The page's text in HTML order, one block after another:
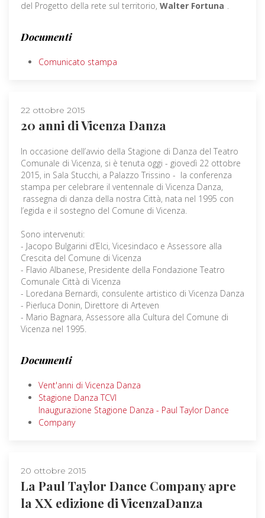
del Progetto della rete sul territorio, Walter Fortuna .
Documenti
Comunicato stampa
22 ottobre 2015
20 anni di Vicenza Danza
In occasione dell’avvio della Stagione di Danza del Teatro
Comunale di Vicenza, si è tenuta oggi - giovedì 22 ottobre
2015, in Sala Stucchi, a Palazzo Trissino - la conferenza
stampa per celebrare il ventennale di Vicenza Danza,
rassegna di danza della nostra Città, nata nel 1995 con
l’egida e il sostegno del Comune di Vicenza.
Sono intervenuti:
- Jacopo Bulgarini d’Elci, Vicesindaco e Assessore alla
Crescita del Comune di Vicenza
- Flavio Albanese, Presidente della Fondazione Teatro
Comunale Città di Vicenza
- Loredana Bernardi, consulente artistico di Vicenza Danza
- Pierluca Donin, Direttore di Arteven
- Mario Bagnara, Assessore alla Cultura del Comune di
Vicenza nel 1995.
Documenti
Vent'anni di Vicenza Danza
Stagione Danza TCVI
Inaugurazione Stagione Danza - Paul Taylor Dance
Company
20 ottobre 2015
La Paul Taylor Dance Company apre
la XX edizione di VicenzaDanza